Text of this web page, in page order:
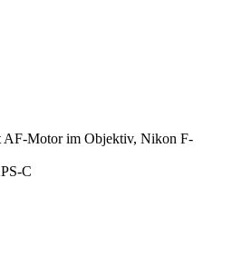
Motor im Objektiv, Nikon F-
C